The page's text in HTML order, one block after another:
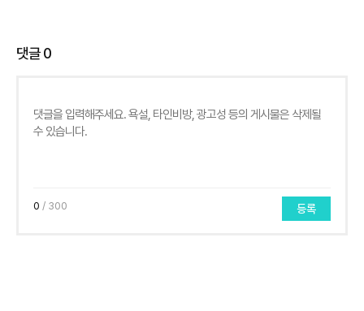
댓글0
0 / 300 등록